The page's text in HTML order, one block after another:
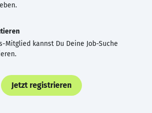
Mitglied kannst Du Deine Job-Suche
Jetzt registrieren